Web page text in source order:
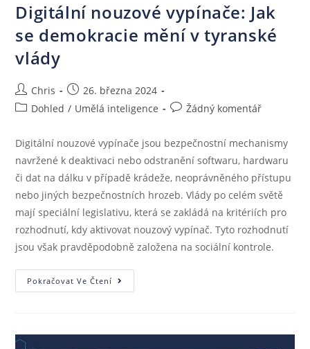
Digitální nouzové vypínače: Jak
se demokracie mění v tyranské
vlády
Chris
26. března 2024
Dohled / Umělá inteligence Žádný komentář
Digitální nouzové vypínače jsou bezpečnostní mechanismy
navržené k deaktivaci nebo odstranění softwaru, hardwaru
či dat na dálku v případě krádeže, neoprávněného přístupu
nebo jiných bezpečnostních hrozeb. Vlády po celém světě
mají speciální legislativu, která se zakládá na kritériích pro
rozhodnutí, kdy aktivovat nouzový vypínač. Tyto rozhodnutí
jsou však pravděpodobně založena na sociální kontrole.
Pokračovat Ve Čtení